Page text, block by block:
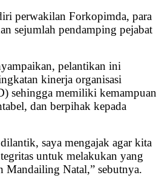
perwakilan Forkopimda, para
sejumlah pendamping pejabat
pelantikan ini
kinerja organisasi
sehingga memiliki kemampuan
dan berpihak kepada
saya mengajak agar kita
untuk melakukan yang
Mandailing Natal,” sebutnya.